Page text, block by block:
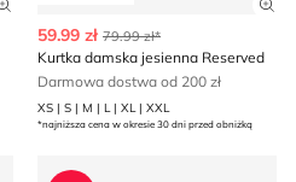
Zobacz szczegóły produktu
59.99 zł 79.99 zł*
Kurtka damska jesienna Reserved
Darmowa dostwa od 200 zł
XS | S | M | L | XL | XXL
*najniższa cena w okresie 30 dni przed obniżką
Spodnie damskie Reserved